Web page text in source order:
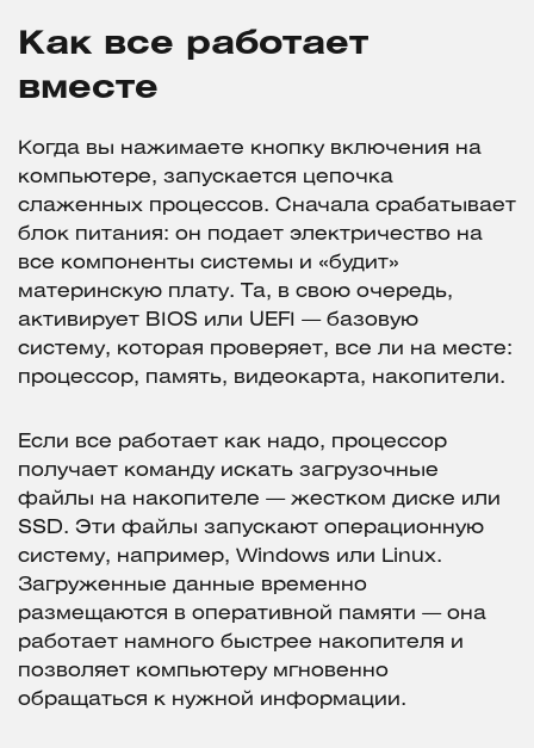
Как все работает
вместе
Когда вы нажимаете кнопку включения на
компьютере, запускается цепочка
слаженных процессов. Сначала срабатывает
блок питания: он подает электричество на
все компоненты системы и «будит»
материнскую плату. Та, в свою очередь,
активирует BIOS или UEFI — базовую
систему, которая проверяет, все ли на месте:
процессор, память, видеокарта, накопители.
Если все работает как надо, процессор
получает команду искать загрузочные
файлы на накопителе — жестком диске или
SSD. Эти файлы запускают операционную
систему, например, Windows или Linux.
Загруженные данные временно
размещаются в оперативной памяти — она
работает намного быстрее накопителя и
позволяет компьютеру мгновенно
обращаться к нужной информации.